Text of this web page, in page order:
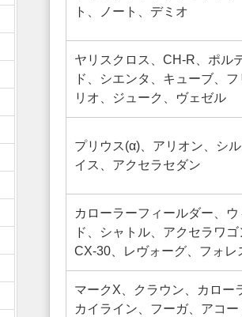
ト、ノート、デミオ
ヤリスクロス、CH-R、ポル
ド、シエンタ、キューブ、
リオ、ジューク、ヴェゼル
プリウス(α) 、アリオン、シ
イス、アクセラセダン
カローラーフィールダー、
ド、シャトル、アクセラワゴ
CX-30、レヴォーグ、フォレ
マークX、クラウン、カロー
カイライン、フーガ、アコ